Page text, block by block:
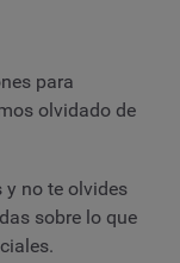
para
olvidado de
y no te olvides
sobre lo que